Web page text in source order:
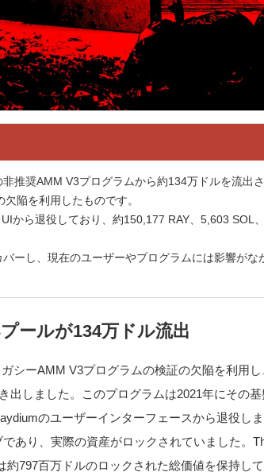
推奨AMM V3プログラムから約134万ドルを流出
陥を利用したものです。
から退役しており、約150,177 RAY、5,603 SOL
ーし、現在のユーザーやプログラムには影響がな
ールが134万ドル流出
シーAMM V3プログラムの検証の欠陥を利用
出しました。このプログラムは2021年にその
のユーザーインターフェースから退役し
あり、実際の資産がロックされていました。
約797百万ドルのロックされた総価値を保持し